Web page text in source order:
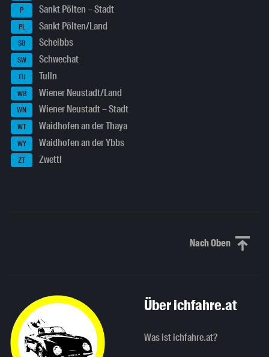
P Sankt Pölten – Stadt
PL Sankt Pölten/Land
SB Scheibbs
SW Schwechat
TU Tulln
WB Wiener Neustadt/Land
WN Wiener Neustadt – Stadt
WT Waidhofen an der Thaya
WY Waidhofen an der Ybbs
ZT Zwettl
Nach ObenNach oben
Über ichfahre.at
Was ist ichfahre.at?